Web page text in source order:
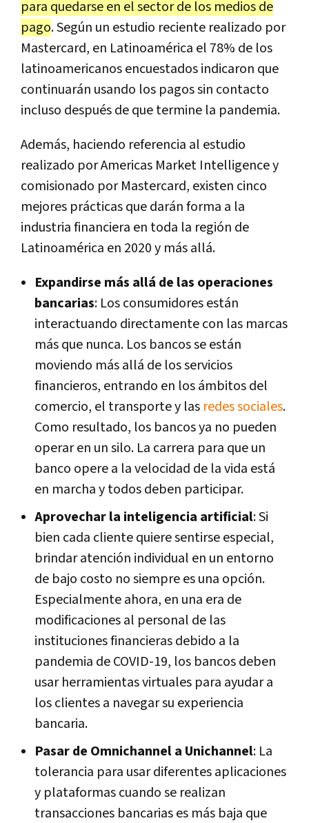
para quedarse en el sector de los medios de
pago. Según un estudio reciente realizado por
Mastercard, en Latinoamérica el 78% de los
latinoamericanos encuestados indicaron que
continuarán usando los pagos sin contacto
incluso después de que termine la pandemia.
Además, haciendo referencia al estudio
realizado por Americas Market Intelligence y
comisionado por Mastercard, existen cinco
mejores prácticas que darán forma a la
industria financiera en toda la región de
Latinoamérica en 2020 y más allá.
Expandirse más allá de las operaciones
bancarias: Los consumidores están
interactuando directamente con las marcas
más que nunca. Los bancos se están
moviendo más allá de los servicios
financieros, entrando en los ámbitos del
comercio, el transporte y las redes sociales.
Como resultado, los bancos ya no pueden
operar en un silo. La carrera para que un
banco opere a la velocidad de la vida está
en marcha y todos deben participar.
Aprovechar la inteligencia artificial: Si
bien cada cliente quiere sentirse especial,
brindar atención individual en un entorno
de bajo costo no siempre es una opción.
Especialmente ahora, en una era de
modificaciones al personal de las
instituciones financieras debido a la
pandemia de COVID-19, los bancos deben
usar herramientas virtuales para ayudar a
los clientes a navegar su experiencia
bancaria.
Pasar de Omnichannel a Unichannel: La
tolerancia para usar diferentes aplicaciones
y plataformas cuando se realizan
transacciones bancarias es más baja que